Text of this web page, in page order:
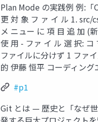
Plan Mode の実践例 例:
更 対 象 フ ァ イ ル 1.
メ ニュー に 項 目 追 加 (
使 用 - ファ イ ル 選 択:
ファイルに分けず 1 ファ
的 伊藤 恒平 コーディン
#p1
Git とは — 歴史と「なぜ